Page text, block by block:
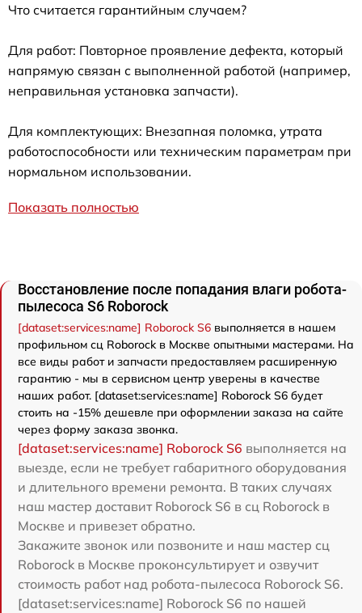
Что считается гарантийным случаем?
Для работ: Повторное проявление дефекта, который
напрямую связан с выполненной работой (например,
неправильная установка запчасти).
Для комплектующих: Внезапная поломка, утрата
работоспособности или техническим параметрам при
нормальном использовании.
Показать полностью
Восстановление после попадания влаги робота-
пылесоса S6 Roborock
[dataset:services:name] Roborock S6 выполняется в нашем
профильном сц Roborock в Москве опытными мастерами. На
все виды работ и запчасти предоставляем расширенную
гарантию - мы в сервисном центр уверены в качестве
наших работ. [dataset:services:name] Roborock S6 будет
стоить на -15% дешевле при оформлении заказа на сайте
через форму заказа звонка.
[dataset:services:name] Roborock S6 выполняется на
выезде, если не требует габаритного оборудования
и длительного времени ремонта. В таких случаях
наш мастер доставит Roborock S6 в сц Roborock в
Москве и привезет обратно.
Закажите звонок или позвоните и наш мастер сц
Roborock в Москве проконсультирует и озвучит
стоимость работ над робота-пылесоса Roborock S6.
[dataset:services:name] Roborock S6 по нашей